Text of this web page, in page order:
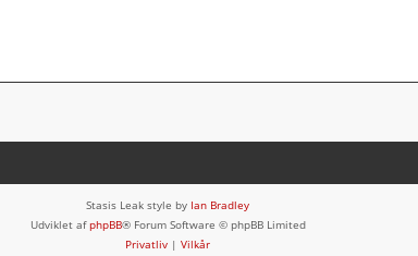
Stasis Leak style by Ian Bradley
Udviklet afphpBB® Forum Software © phpBB Limited
Privatliv | Vilkår